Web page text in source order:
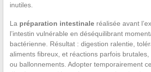
inutiles.
La préparation intestinaleréalisée avant
l’intestin vulnérable en déséquilibrant
bactérienne. Résultat : digestion ralentie,
aliments fibreux, et réactions parfois
ou ballonnements. Adopter temporairement